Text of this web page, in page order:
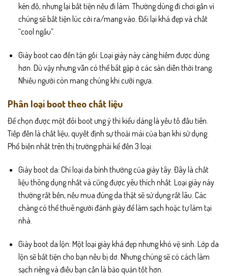
kén đồ, nhưng lại bất tiện nếu đi làm. Thường dùng đi chơi gần vì
chúng sẽ bất tiện lúc cởi ra/mang vào. Đổi lại khá đẹp và chất
“cool ngầu”.
Giày boot cao đến tận gối: Loại giày này càng hiếm được dùng
hơn. Dù vậy nhưng vẫn có thể bắt gặp ở các sàn diễn thời trang.
Nhiều người còn mang chúng khi cưỡi ngựa.
Phân loại boot theo chất liệu
Để chọn được một đôi boot ưng ý thì kiểu dáng là yếu tố đầu tiên.
Tiếp đến là chất liệu, quyết định sự thoải mái của bạn khi sử dụng.
Phổ biến nhất trên thị trường phải kể đến 3 loại:
Giày boot da: Chỉ loại da bình thường của giày tây. Đây là chất
liệu thông dụng nhất và cũng được yêu thích nhất. Loại giày này
thường rất bền, nếu mua đúng da thật sẽ sử dụng rất lâu. Các
chàng có thể thuê người đánh giày để làm sạch hoặc tự làm tại
nhà.
Giày boot da lộn: Một loại giày khá đẹp nhưng khó vệ sinh. Lớp da
lộn sẽ bất tiện cho bạn nếu bị dơ. Nhưng chúng sẽ có cách làm
sạch riêng và điều bạn cần là bảo quản tốt hơn.